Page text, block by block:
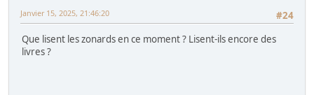
#24
Janvier 15, 2025, 21:46:20
Que lisent les zonards en ce moment ? Lisent-ils encore des
livres ?